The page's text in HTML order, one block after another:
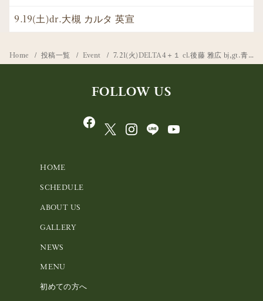
9.19(土)dr.大槻 カルタ 英宣
Home 投稿一覧 Event 7.21(火)DELTA4＋１ cl.後藤 雅広 bj,gt.青木 研 p.後藤 千香
FOLLOW US
HOME
SCHEDULE
ABOUT US
GALLERY
NEWS
MENU
初めての方へ